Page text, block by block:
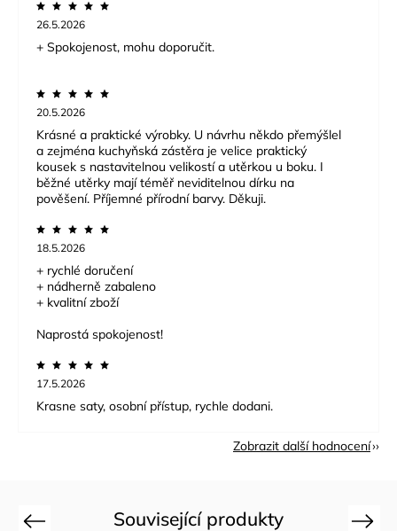
26.5.2026
+ Spokojenost, mohu doporučit.
20.5.2026
Krásné a praktické výrobky. U návrhu někdo přemýšlel
a zejména kuchyňská zástěra je velice praktický
kousek s nastavitelnou velikostí a utěrkou u boku. I
běžné utěrky mají téměř neviditelnou dírku na
pověšení. Příjemné přírodní barvy. Děkuji.
18.5.2026
+ rychlé doručení
+ nádherně zabaleno
+ kvalitní zboží
Naprostá spokojenost!
17.5.2026
Krasne saty, osobní přístup, rychle dodani.
Zobrazit další hodnocení
Související produkty
Previous Next